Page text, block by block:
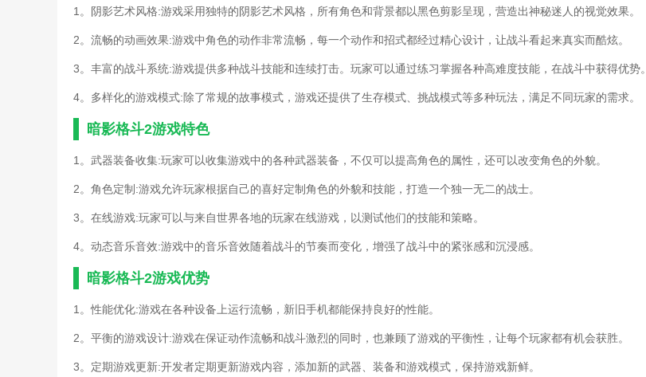
1。阴影艺术风格:游戏采用独特的阴影艺术风格，所有角色和背景都以黑色剪影呈现，营造出神秘迷人的视觉效果。
2。流畅的动画效果:游戏中角色的动作非常流畅，每一个动作和招式都经过精心设计，让战斗看起来真实而酷炫。
3。丰富的战斗系统:游戏提供多种战斗技能和连续打击。玩家可以通过练习掌握各种高难度技能，在战斗中获得优势。
4。多样化的游戏模式:除了常规的故事模式，游戏还提供了生存模式、挑战模式等多种玩法，满足不同玩家的需求。
暗影格斗2游戏特色
1。武器装备收集:玩家可以收集游戏中的各种武器装备，不仅可以提高角色的属性，还可以改变角色的外貌。
2。角色定制:游戏允许玩家根据自己的喜好定制角色的外貌和技能，打造一个独一无二的战士。
3。在线游戏:玩家可以与来自世界各地的玩家在线游戏，以测试他们的技能和策略。
4。动态音乐音效:游戏中的音乐音效随着战斗的节奏而变化，增强了战斗中的紧张感和沉浸感。
暗影格斗2游戏优势
1。性能优化:游戏在各种设备上运行流畅，新旧手机都能保持良好的性能。
2。平衡的游戏设计:游戏在保证动作流畅和战斗激烈的同时，也兼顾了游戏的平衡性，让每个玩家都有机会获胜。
3。定期游戏更新:开发者定期更新游戏内容，添加新的武器、装备和游戏模式，保持游戏新鲜。